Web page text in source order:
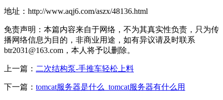
地址：http://www.aqj6.com/aszx/48136.html
免责声明：本篇内容来自于网络，不为其真实性负责，只为传
播网络信息为目的，非商业用途，如有异议请及时联系
btr2031@163.com，本人将予以删除。
上一篇： 二次结构泵-手推车轻松上料
下一篇： tomcat服务器是什么_tomcat服务器有什么用